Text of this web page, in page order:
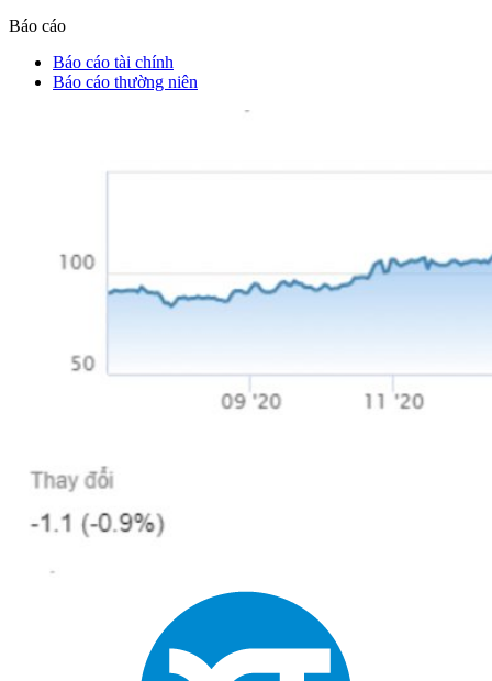
Báo cáo
Báo cáo tài chính
Báo cáo thường niên